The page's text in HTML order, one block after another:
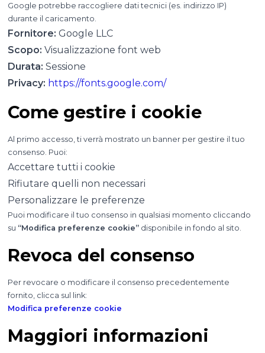
Google potrebbe raccogliere dati tecnici (es. indirizzo IP)
durante il caricamento.
Fornitore: Google LLC
Scopo: Visualizzazione font web
Durata: Sessione
Privacy: https://fonts.google.com/
Come gestire i cookie
Al primo accesso, ti verrà mostrato un banner per gestire il tuo
consenso. Puoi:
Accettare tutti i cookie
Rifiutare quelli non necessari
Personalizzare le preferenze
Puoi modificare il tuo consenso in qualsiasi momento cliccando
su “Modifica preferenze cookie”disponibile in fondo al sito.
Revoca del consenso
Per revocare o modificare il consenso precedentemente
fornito, clicca sul link:
Modifica preferenze cookie
Maggiori informazioni